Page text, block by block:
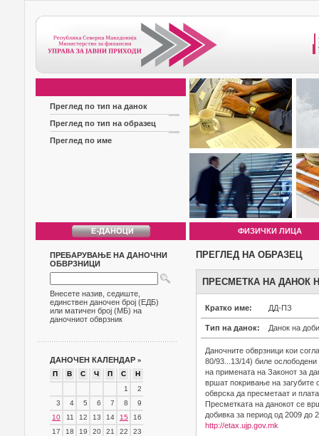
Преглед по тип на данок
Преглед по тип на образец
Преглед по име
ФИЗИЧКИ ЛИЦА
ПРЕБАРУВАЊЕ НА ДАНОЧНИ
ОБВРЗНИЦИ
Внесете назив, седиште,
единствен даночен број (ЕДБ)
или матичен број (МБ) на
даночниот обврзник
ДАНОЧЕН КАЛЕНДАР »
П В С Ч П С
Н
1
2
3
4 5 6 7 8
9
10
11 12 13 14 15
16
17
18 19 20 21 22
23
ПРЕГЛЕД НА ОБРАЗЕЦ
ПРЕСМЕТКА НА ДАНОК
Кратко име: ДД-ПЗ
Тип на данок: Данок на
Даночните обврзници кои
80/93...13/14) биле
на примената на Законот за
вршат покривање на загубите
обврска да пресметаат и
Пресметката на данокот се
добивка за период од 2009 до
http://etax.ujp.gov.mk